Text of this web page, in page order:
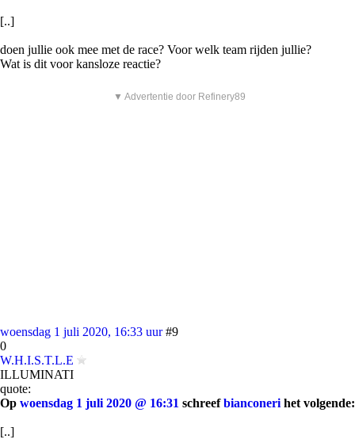
[..]
doen jullie ook mee met de race? Voor welk team rijden jullie?
Wat is dit voor kansloze reactie?
▼ Advertentie door Refinery89
woensdag 1 juli 2020, 16:33 uur #9
0
W.H.I.S.T.L.E
ILLUMINATI
quote:
Op woensdag 1 juli 2020 @ 16:31 schreefbianconeri het volgende:
[..]